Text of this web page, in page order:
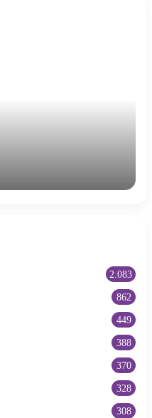
2.083
862
449
388
370
328
308